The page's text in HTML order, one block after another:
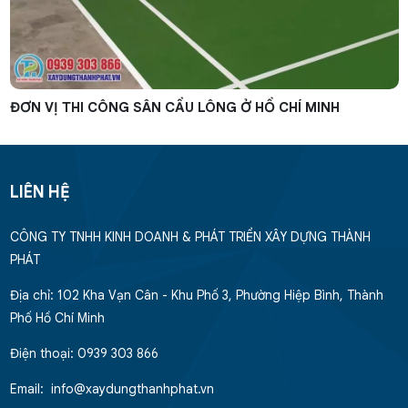
ĐƠN VỊ THI CÔNG SÂN CẦU LÔNG Ở HỒ CHÍ MINH
LIÊN HỆ
CÔNG TY TNHH KINH DOANH & PHÁT TRIỂN XÂY DỰNG THÀNH
PHÁT
Địa chỉ: 102 Kha Vạn Cân - Khu Phố 3, Phường Hiệp Bình, Thành
Phố Hồ Chí Minh
Điện thoại: 0939 303 866
Email: info@xaydungthanhphat.vn